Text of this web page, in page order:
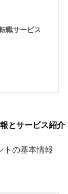
職サービス
とサービス紹介
トの基本情報